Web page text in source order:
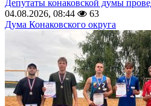
Депутаты конаковской думы
04.08.2026, 08:44
63
Дума Конаковского округа